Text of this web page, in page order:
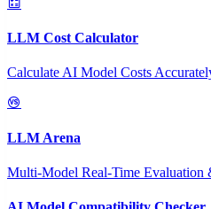
LLM Cost Calculator
Calculate AI Model Costs
LLM Arena
Multi-Model Real-Time Evaluation